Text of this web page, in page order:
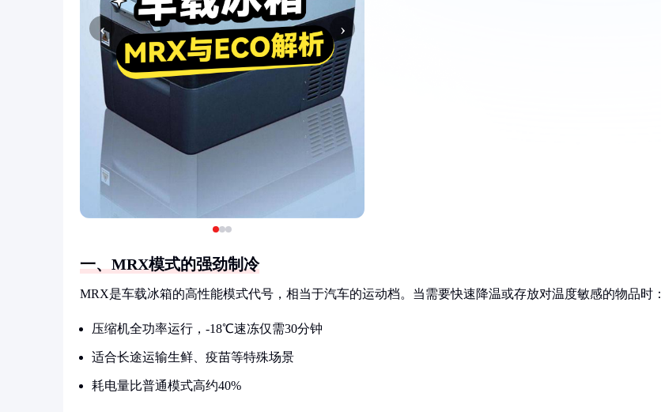
‹ ›
一、MRX模式的强劲制冷
MRX是车载冰箱的高性能模式代号，相当于汽车的运动档。当需要快速降温或存放对温度敏感的物品时：
压缩机全功率运行，-18℃速冻仅需30分钟
适合长途运输生鲜、疫苗等特殊场景
耗电量比普通模式高约40%